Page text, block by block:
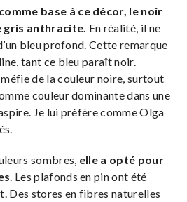
base à ce décor, le noir
gris anthracite. En réalité, il ne
bleu profond. Cette remarque
tant ce bleu paraît noir.
de la couleur noire, surtout
couleur dominante dans une
Je lui préfère comme Olga
sombres, elle a opté pour
. Les plafonds en pin ont été
Des stores en fibres naturelles